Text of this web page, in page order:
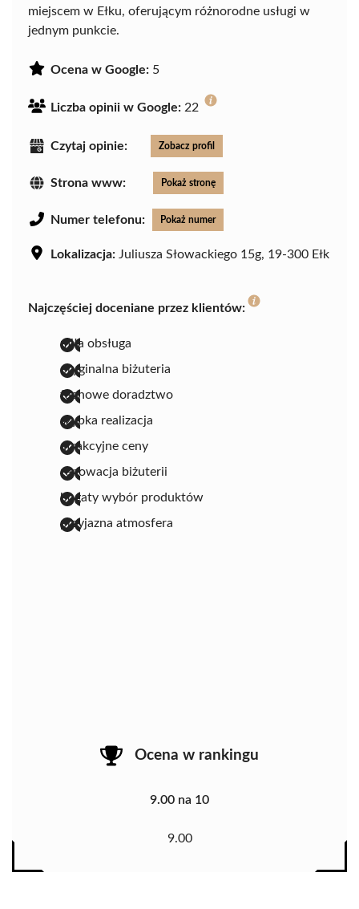
miejscem w Ełku, oferującym różnorodne usługi w
jednym punkcie.
Ocena w Google: 5
Liczba opinii w Google: 22
Czytaj opinie: Zobacz profil
Strona www: Pokaż stronę
Numer telefonu: Pokaż numer
Lokalizacja: Juliusza Słowackiego 15g, 19-300 Ełk
Najczęściej doceniane przez klientów:
miła obsługa
oryginalna biżuteria
fachowe doradztwo
szybka realizacja
atrakcyjne ceny
renowacja biżuterii
bogaty wybór produktów
przyjazna atmosfera
Ocena w rankingu
9.00 na 10
9.00